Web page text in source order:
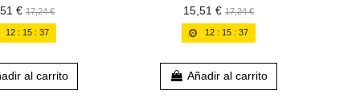
€ 17,24 €
12 :15 :36
al carrito
15,51 € 17,24 €
12 :15 :36
Añadir al carrito